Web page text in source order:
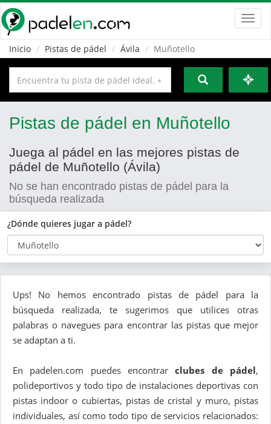
Inicio
Pistas de pádel Ávila Muñotello
Pistas de pádel en Muñotello
Juega al pádel en las mejores pistas de
pádel de Muñotello (Ávila)
No se han encontrado pistas de pádel para la
búsqueda realizada
¿Dónde quieres jugar a pádel?
Ups! No hemos encontrado pistas de pádel para la
búsqueda realizada, te sugerimos que utilices otras
palabras o navegues para encontrar las pistas que mejor
se adaptan a ti.
En padelen.com puedes encontrarclubes de pádel,
polideportivos y todo tipo de instalaciones deportivas con
pistas indoor o cubiertas, pistas de cristal y muro, pistas
individuales, así como todo tipo de servicios relacionados: